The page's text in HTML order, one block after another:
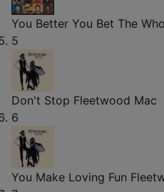
You Better You Bet The Who
5
Don't Stop Fleetwood Mac
6
You Make Loving Fun